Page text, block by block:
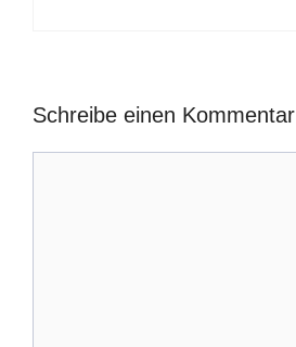
Schreibe einen Kommentar